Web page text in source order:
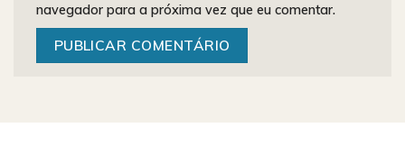
navegador para a próxima vez que eu comentar.